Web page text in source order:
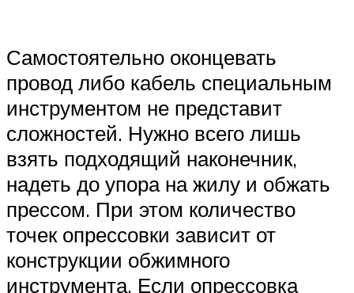
Самостоятельно оконцевать
провод либо кабель специальным
инструментом не представит
сложностей. Нужно всего лишь
взять подходящий наконечник,
надеть до упора на жилу и обжать
прессом. При этом количество
точек опрессовки зависит от
конструкции обжимного
инструмента. Если опрессовка